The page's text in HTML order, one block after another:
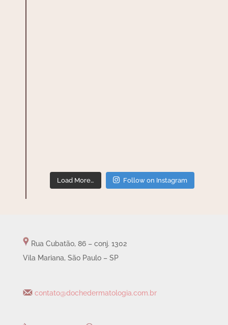
Load More… Follow on Instagram
Rua Cubatão, 86 – conj. 1302
Vila Mariana, São Paulo – SP
contato@dochedermatologia.com.br